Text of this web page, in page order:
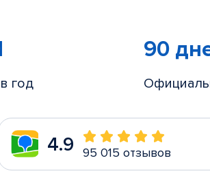
год
90
4.9 95 015 отзывов